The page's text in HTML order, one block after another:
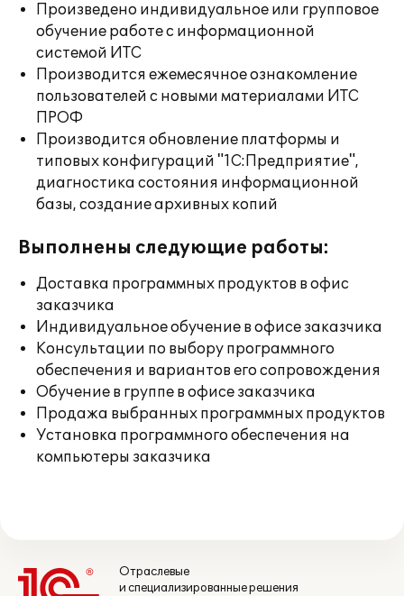
Произведено индивидуальное или групповое
обучение работе с информационной
системой ИТС
Производится ежемесячное ознакомление
пользователей с новыми материалами ИТС
ПРОФ
Производится обновление платформы и
типовых конфигураций "1С:Предприятие",
диагностика состояния информационной
базы, создание архивных копий
Выполнены следующие работы:
Доставка программных продуктов в офис
заказчика
Индивидуальное обучение в офисе заказчика
Консультации по выбору программного
обеспечения и вариантов его сопровождения
Обучение в группе в офисе заказчика
Продажа выбранных программных продуктов
Установка программного обеспечения на
компьютеры заказчика
Отраслевые
и специализированные решения